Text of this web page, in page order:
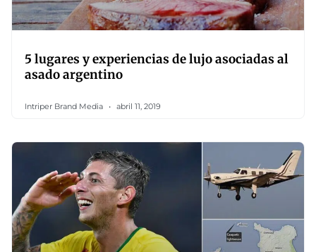
5 lugares y experiencias de lujo asociadas al
asado argentino
Intriper Brand Media abril 11, 2019